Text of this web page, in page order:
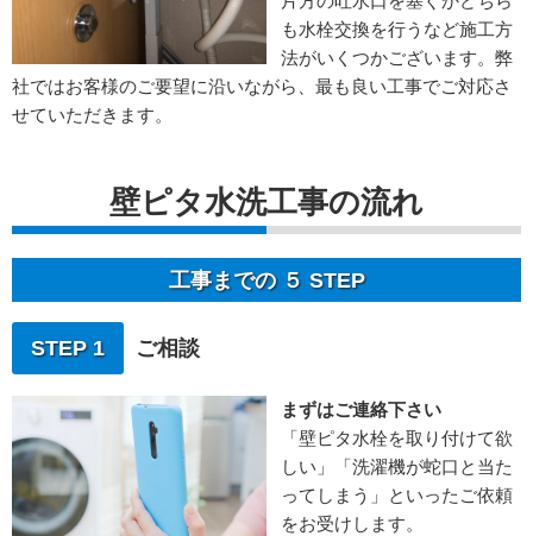
も水栓交換を行うなど施工方
法がいくつかございます。弊
社ではお客様のご要望に沿いながら、最も良い工事でご対応さ
せていただきます。
壁ピタ水洗工事の流れ
工事までの ５ STEP
STEP 1 ご相談
まずはご連絡下さい
「壁ピタ水栓を取り付けて欲
しい」「洗濯機が蛇口と当た
ってしまう」といったご依頼
をお受けします。